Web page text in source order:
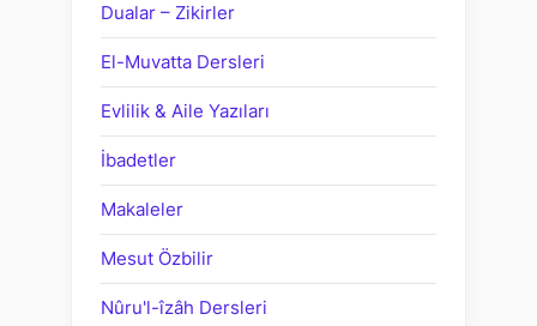
Dualar – Zikirler
El-Muvatta Dersleri
Evlilik & Aile Yazıları
İbadetler
Makaleler
Mesut Özbilir
Nûru'l-îzâh Dersleri